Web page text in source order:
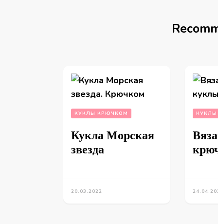
КУКЛЫ КРЮЧКОМ
Кукла Морская
звезда
20.03.2022